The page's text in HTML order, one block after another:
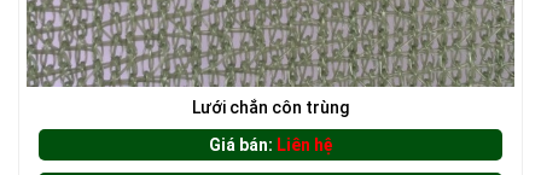
LƯỚI CHE NẮNG
Lưới chắn côn trùng
Giá bán: Liên hệ